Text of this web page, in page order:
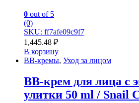
0 out of 5
(0)
SKU: ff7afe09c9f7
1,445.48 ₽
В корзину
BB-кремы, Уход за лицом
BB-крем для лица с
улитки 50 ml / Snail